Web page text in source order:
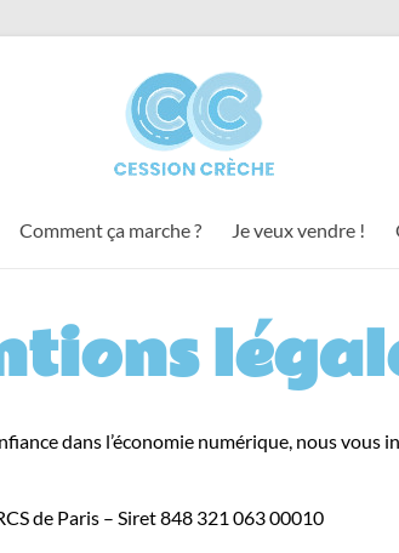
Comment ça marche ? Je veux vendre !
dans l’économie numérique, nous
de Paris – Siret 848 321 063 00010